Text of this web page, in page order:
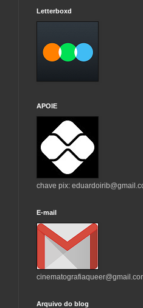
Letterboxd
APOIE
chave pix:
E-mail
Arquivo do blog